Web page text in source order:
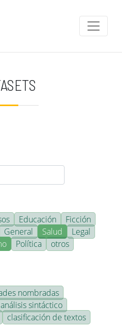
Educación
Ficción
General Salud
Legal
Política otros
nombradas
análisis sintáctico
clasificación de textos